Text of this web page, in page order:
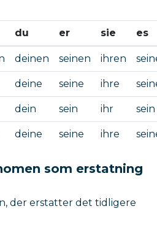
du er sie es
deinen seinen ihren
deine seine ihre
dein sein ihr sein
deine seine ihre
som erstatning
der erstatter det tidligere